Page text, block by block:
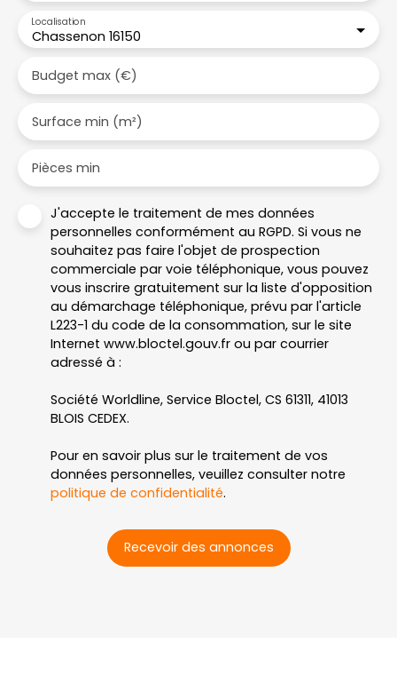
Chassenon 16150
Localisation
Budget max (€)
Surface min (m²)
Pièces min
J'accepte le traitement de mes données
personnelles conformément au RGPD. Si vous ne
souhaitez pas faire l'objet de prospection
commerciale par voie téléphonique, vous pouvez
vous inscrire gratuitement sur la liste d'opposition
au démarchage téléphonique, prévu par l'article
L223-1 du code de la consommation, sur le site
Internet www.bloctel.gouv.fr ou par courrier
adressé à :
Société Worldline, Service Bloctel, CS 61311, 41013
BLOIS CEDEX.
Pour en savoir plus sur le traitement de vos
données personnelles, veuillez consulter notre
politique de confidentialité.
Recevoir des annonces